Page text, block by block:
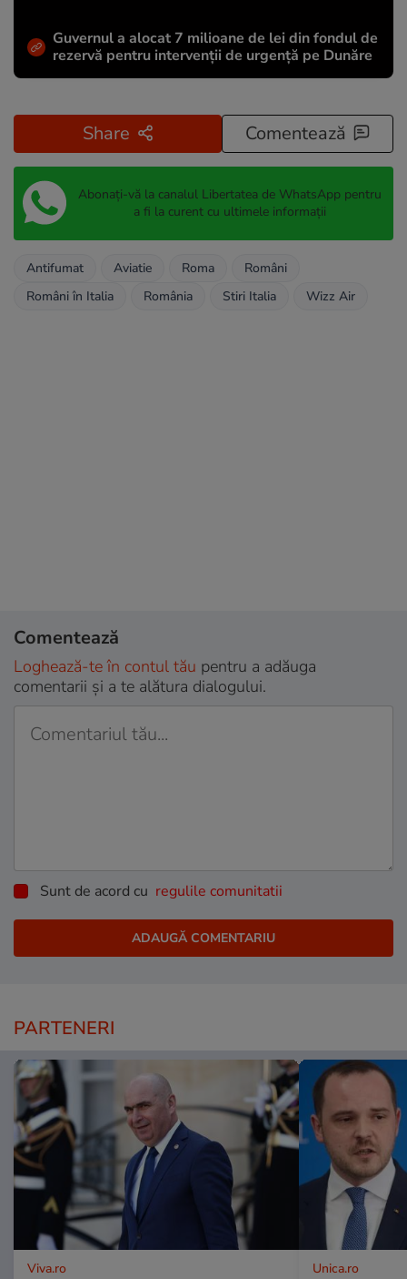
Guvernul a alocat 7 milioane de lei din fondul de
rezervă pentru intervenții de urgență pe Dunăre
Share Comentează
Abonați-vă la canalul Libertatea de WhatsApp pentru
a fi la curent cu ultimele informații
Antifumat Aviatie Roma
Români
Români în Italia
România Stiri Italia Wizz Air
Comentează
Loghează-te în contul tău pentru a adăuga
comentarii și a te alătura dialogului.
Sunt de acord cu regulile comunitatii
PARTENERI
Viva.ro Unica.ro